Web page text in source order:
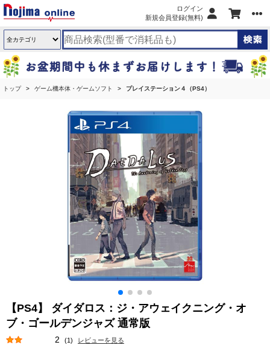
ログイン
新規会員登録(無料)
トップ ゲーム機本体・ゲームソフト プレイステーション４（PS4）
【PS4】 ダイダロス：ジ・アウェイクニング・オ
ブ・ゴールデンジャズ 通常版
2 (1) レビューを見る